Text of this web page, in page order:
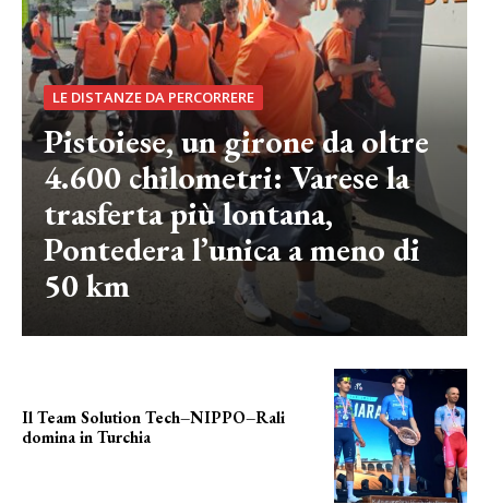
LE DISTANZE DA PERCORRERE
Pistoiese, un girone da oltre
4.600 chilometri: Varese la
trasferta più lontana,
Pontedera l’unica a meno di
50 km
Il Team Solution Tech–NIPPO–Rali
domina in Turchia